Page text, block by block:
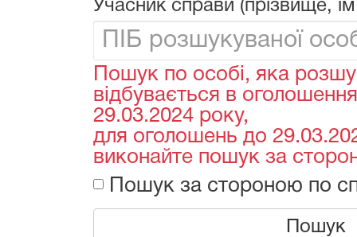
Учасник справи (прізвище,
Пошук по особі, яка
відбувається в
29.03.2024 року,
для оголошень до
виконайте пошук за
Пошук за стороною по
Пошук